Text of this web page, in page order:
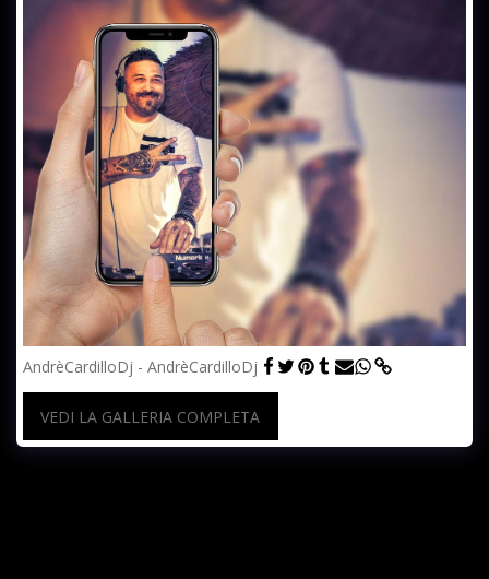
AndrèCardilloDj - AndrèCardilloDj
VEDI LA GALLERIA COMPLETA